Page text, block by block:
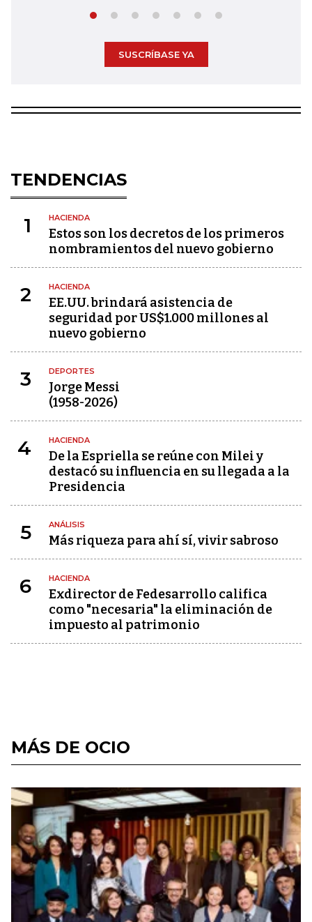
SUSCRÍBASE YA
TENDENCIAS
1 HACIENDA
Estos son los decretos de los primeros
nombramientos del nuevo gobierno
2 HACIENDA
EE.UU. brindará asistencia de
seguridad por US$1.000 millones al
nuevo gobierno
3 DEPORTES
Jorge Messi
(1958-2026)
4 HACIENDA
De la Espriella se reúne con Milei y
destacó su influencia en su llegada a la
Presidencia
5 ANÁLISIS
Más riqueza para ahí sí, vivir sabroso
6 HACIENDA
Exdirector de Fedesarrollo califica
como "necesaria" la eliminación de
impuesto al patrimonio
MÁS DE OCIO